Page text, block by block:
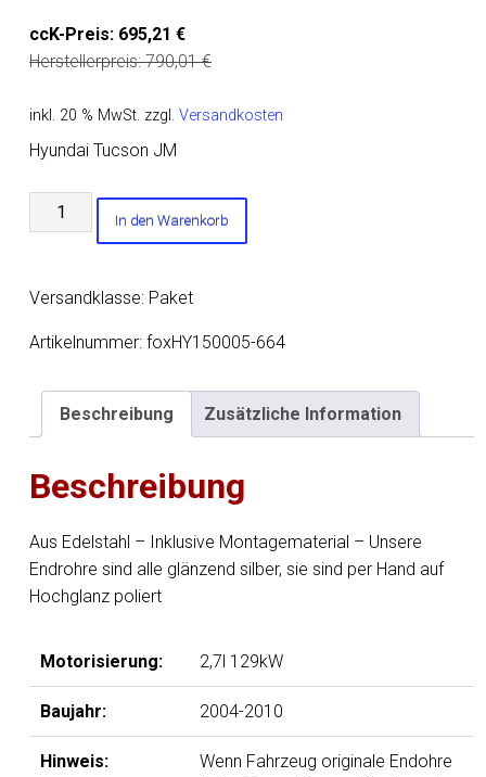
ccK-Preis: 695,21€
Herstellerpreis:790,01€
inkl. 20 % MwSt. zzgl.Versandkosten
Hyundai Tucson JM
Hyundai
Tucson
JM
quer
Ausgang
-
2x88x79
Menge
In den Warenkorb
Versandklasse: Paket
Artikelnummer:foxHY150005-664
Beschreibung Zusätzliche Information
Beschreibung
Aus Edelstahl – Inklusive Montagematerial – Unsere
Endrohre sind alle glänzend silber, sie sind per Hand auf
Hochglanz poliert
Motorisierung: 2,7l 129kW
Baujahr: 2004-2010
Hinweis:
Wenn Fahrzeug originale Endohre